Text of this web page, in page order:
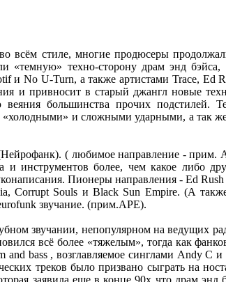
всём стиле, многие продюсеры
«темную» техно-сторону драм энд
и No U-Turn, а также артистами Trace, Ed
и привносит в старый джангл новые
большинства прочих подстилей.
«холодными» и сложными ударными, а так
( любимое направление - прим.
и инструментов более, чем какое либо
Пионеры направления - Ed
Corrupt Souls и Black Sun Empire. (А
звучание. (прим.АРЕ).
звучании, непопулярном на ведущих
всё более «тяжелым», тогда как
bass , возглавляемое синглами Andy C
треков было призвано сыграть на